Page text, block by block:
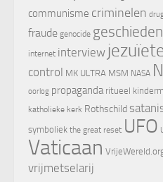
communisme criminelen
fraude genocide
internet interview
control MK ULTRA MSM NASA
oorlog propaganda ritueel
katholieke kerk Rothschild
symboliek the great reset UFO
Vaticaan
vrijmetselarij